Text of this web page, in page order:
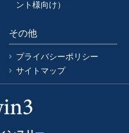
ント様向け）
その他
プライバシーポリシー
サイトマップ